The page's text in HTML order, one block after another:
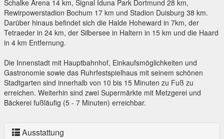
Schalke Arena 14 km, Signal Iduna Park Dortmund 28 km,
Rewirpowerstadion Bochum 17 km und Stadion Duisburg 38 km.
Darüber hinaus befindet sich die Halde Hoheward in 7km, der
Tetraeder in 24 km, der Silbersee in Haltern in 15 km und die Haard
in 4 km Entfernung.
Die Innenstadt mit Hauptbahnhof, Einkaufsmöglichkeiten und
Gastronomie sowie das Ruhrfestspielhaus mit seinem schönen
Stadtgarten sind innerhalb von 10 bis 15 Minuten zu Fuß zu
erreichen. Weiterhin sind zwei Supermärkte mit Metzgerei und
Bäckerei fußläufig (5 - 7 Minuten) erreichbar.
Ausstattung